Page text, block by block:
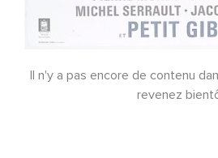
Il n'y a pas encore de contenu
revenez